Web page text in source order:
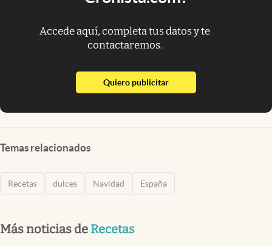
Accede aquí, completa tus datos y te
contactaremos.
Quiero publicitarabre en nueva pestaña
Temas relacionados
Recetas dulces Navidad España
Más noticias de Recetas